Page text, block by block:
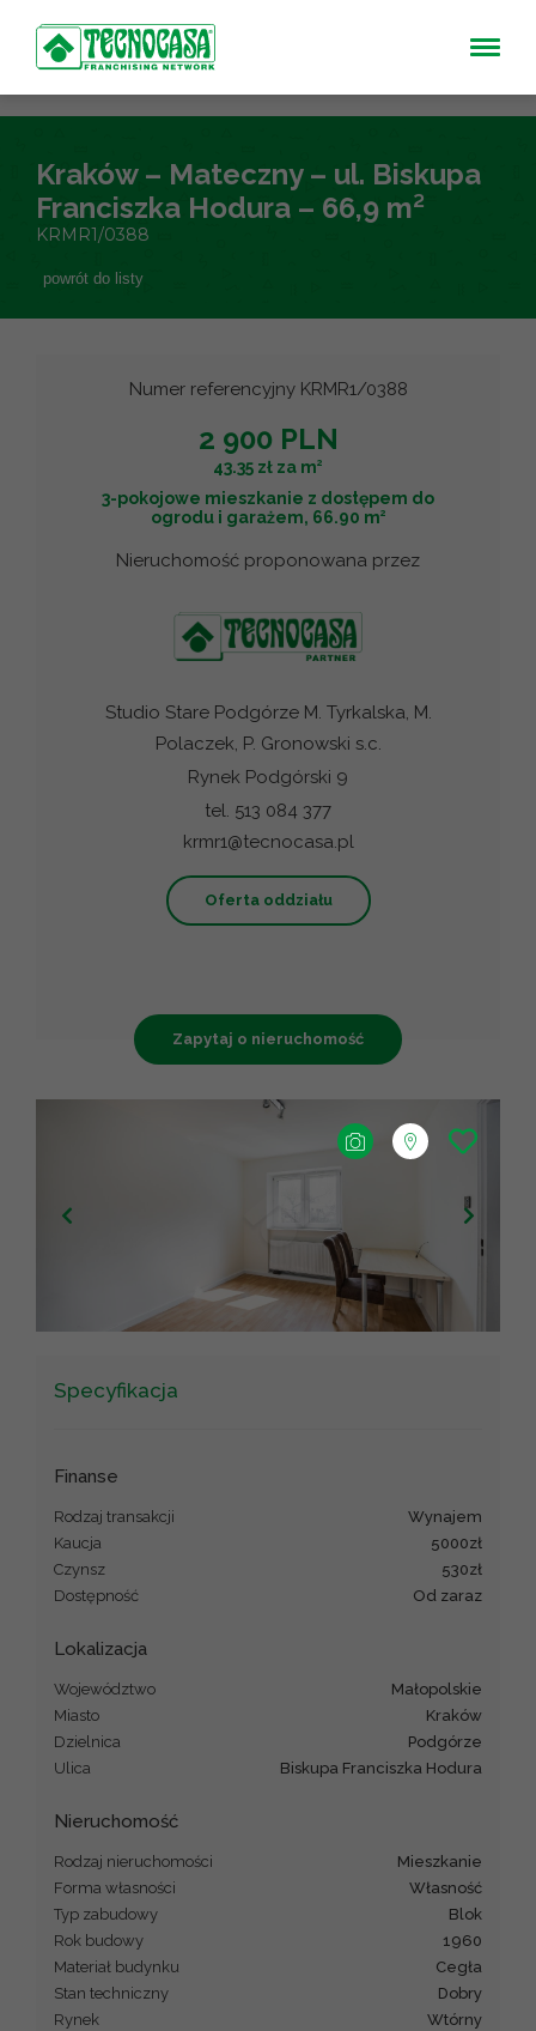
Kraków – Mateczny – ul. Biskupa
Franciszka Hodura – 66,9 m²
KRMR1/0388
powrót do listy
Numer referencyjny KRMR1/0388
2 900 PLN
43.35 zł za m2
3-pokojowe mieszkanie z dostępem do
ogrodu i garażem, 66.90 m2
Nieruchomość proponowana przez
Studio Stare Podgórze M. Tyrkalska, M.
Polaczek, P. Gronowski s.c.
Rynek Podgórski 9
tel. 513 084 377
krmr1@tecnocasa.pl
Oferta oddziału
Zapytaj o nieruchomość
© contributors ©
Specyfikacja
Finanse
Rodzaj transakcji
wynajem
Kaucja
5000zł
Czynsz
530zł
Dostępność
od zaraz
Lokalizacja
Województwo
małopolskie
Miasto
Kraków
Dzielnica
Podgórze
Ulica
Biskupa Franciszka Hodura
Nieruchomość
Rodzaj nieruchomości
mieszkanie
Forma własności
Własność
Typ zabudowy
blok
Rok budowy
1960
Materiał budynku
cegła
Stan techniczny
dobry
Rynek
Wtórny